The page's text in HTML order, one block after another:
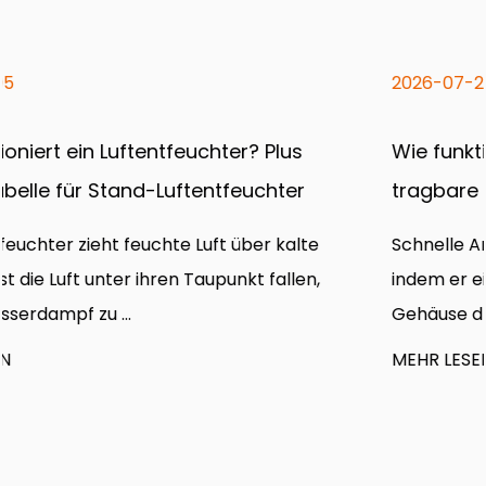
Wie funktionieren Kanalventilatoren?
tragbare Metallgebläse und CFM-Leitfaden
Schnelle Antwort Ein Kanalventilator funktioniert,
indem er ein motorbetriebenes Laufrad in einem
Gehäuse dreht...